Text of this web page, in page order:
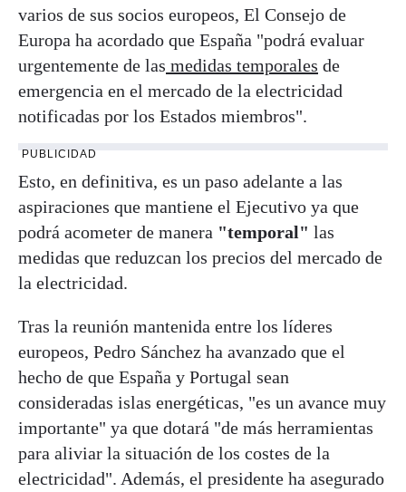
varios de sus socios europeos, El Consejo de
Europa ha acordado que España "podrá evaluar
urgentemente de las medidas temporales de
emergencia en el mercado de la electricidad
notificadas por los Estados miembros".
PUBLICIDAD
Esto, en definitiva, es un paso adelante a las
aspiraciones que mantiene el Ejecutivo ya que
podrá acometer de manera "temporal" las
medidas que reduzcan los precios del mercado de
la electricidad.
Tras la reunión mantenida entre los líderes
europeos, Pedro Sánchez ha avanzado que el
hecho de que España y Portugal sean
consideradas islas energéticas, "es un avance muy
importante" ya que dotará "de más herramientas
para aliviar la situación de los costes de la
electricidad". Además, el presidente ha asegurado